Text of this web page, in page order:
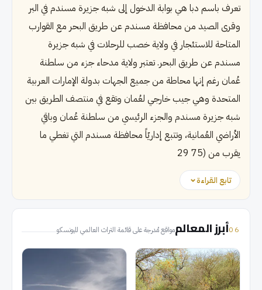
تعرف باسم دبا هي بوابة الدخول إلى شبه جزيرة مسندم في البر
وقرى الصيد من محافظة مسندم عن طريق البحر مع القوارب
المتاحة للاستئجار في ولاية خصب للرحلات في شبه جزيرة
مسندم عن طريق البحر. تعتبر ولاية مدحاء جزء من سلطنة
عُمان رغم إنها محاطة من جميع الجهات بدولة الإمارات العربية
المتحدة وهي جيب خارجي لعُمان وتقع في منتصف الطريق بين
شبه جزيرة مسندم والجزء الرئيسي من سلطنة عُمان وباقي
الأراضي العُمانية، وتتبع إداريّاً محافظة مسندم التي تغطي ما
يقرب من (75 29
تابع القراءة
06أبرز المعالممواقع مُدرجة على قائمة التراث العالمي لليونسكو